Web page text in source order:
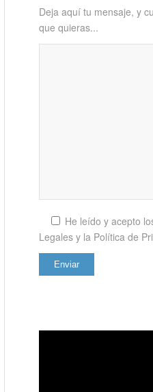
Deja aquí tu mensaje, y
que quieras...
He leído y acepto
Legales y la Política de